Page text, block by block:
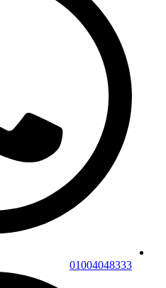
01004048333